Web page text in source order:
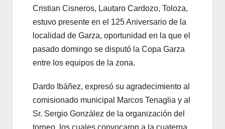
Cristian Cisneros, Lautaro Cardozo, Toloza,
estuvo presente en el 125 Aniversario de la
localidad de Garza, oportunidad en la que el
pasado domingo se disputó la Copa Garza
entre los equipos de la zona.
Dardo Ibáñez, expresó su agradecimiento al
comisionado municipal Marcos Tenaglia y al
Sr. Sergio González de la organización del
torneo, los cuales convocaron a la cuaterna